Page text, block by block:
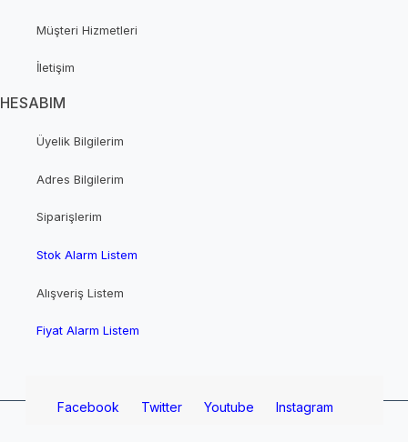
Müşteri Hizmetleri
İletişim
HESABIM
Üyelik Bilgilerim
Adres Bilgilerim
Siparişlerim
Stok Alarm Listem
Alışveriş Listem
Fiyat Alarm Listem
Facebook Twitter Youtube Instagram